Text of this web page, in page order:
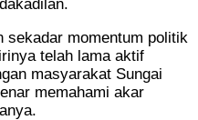
sekadar momentum politik
telah lama aktif
masyarakat Sungai
memahami akar